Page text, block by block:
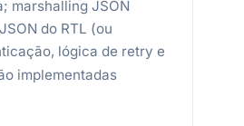
marshalling JSON
do RTL (ou
lógica de retry e
implementadas